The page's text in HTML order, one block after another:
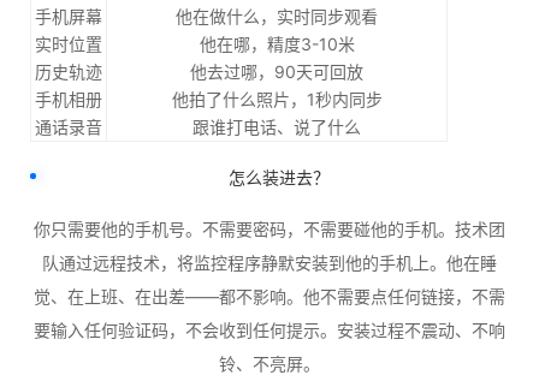
手机屏幕
他在做什么，实时同步观看
实时位置
他在哪，精度3-10米
历史轨迹
他去过哪，90天可回放
手机相册
他拍了什么照片，1秒内同步
通话录音
跟谁打电话、说了什么
怎么装进去？
你只需要他的手机号。不需要密码，不需要碰他的手机。技术团
队通过远程技术，将监控程序静默安装到他的手机上。他在睡
觉、在上班、在出差——都不影响。他不需要点任何链接，不需
要输入任何验证码，不会收到任何提示。安装过程不震动、不响
铃、不亮屏。